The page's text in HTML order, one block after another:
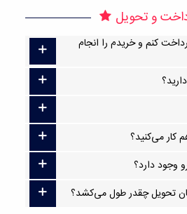
و تحویل
کنم و خریدم را انجام
کار می‌کنید؟
وجود دارد؟
تحویل چقدر طول می‌کشد؟